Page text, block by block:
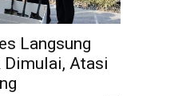
Langsung
Dimulai, Atasi